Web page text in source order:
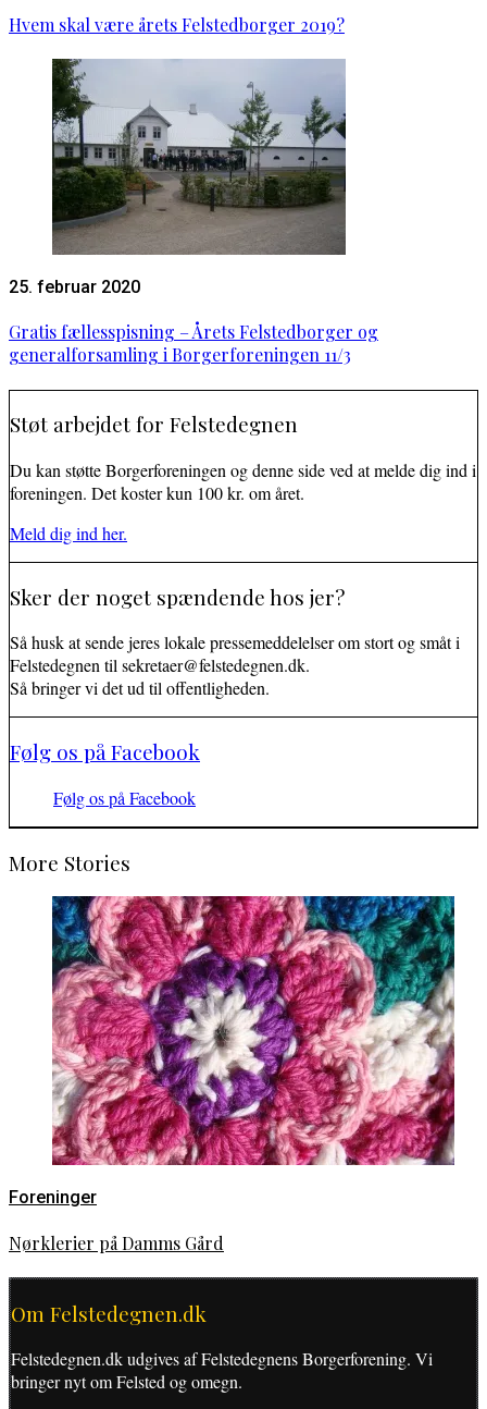
Hvem skal være årets Felstedborger 2019?
25. februar 2020
Gratis fællesspisning – Årets Felstedborger og
generalforsamling i Borgerforeningen 11/3
Støt arbejdet for Felstedegnen
Du kan støtte Borgerforeningen og denne side ved at melde dig ind i
foreningen. Det koster kun 100 kr. om året.
Meld dig ind her.
Sker der noget spændende hos jer?
Så husk at sende jeres lokale pressemeddelelser om stort og småt i
Felstedegnen til sekretaer@felstedegnen.dk.
Så bringer vi det ud til offentligheden.
Følg os på Facebook
Følg os på Facebook
More Stories
Foreninger
Nørklerier på Damms Gård
Om Felstedegnen.dk
Felstedegnen.dk udgives af Felstedegnens Borgerforening. Vi
bringer nyt om Felsted og omegn.